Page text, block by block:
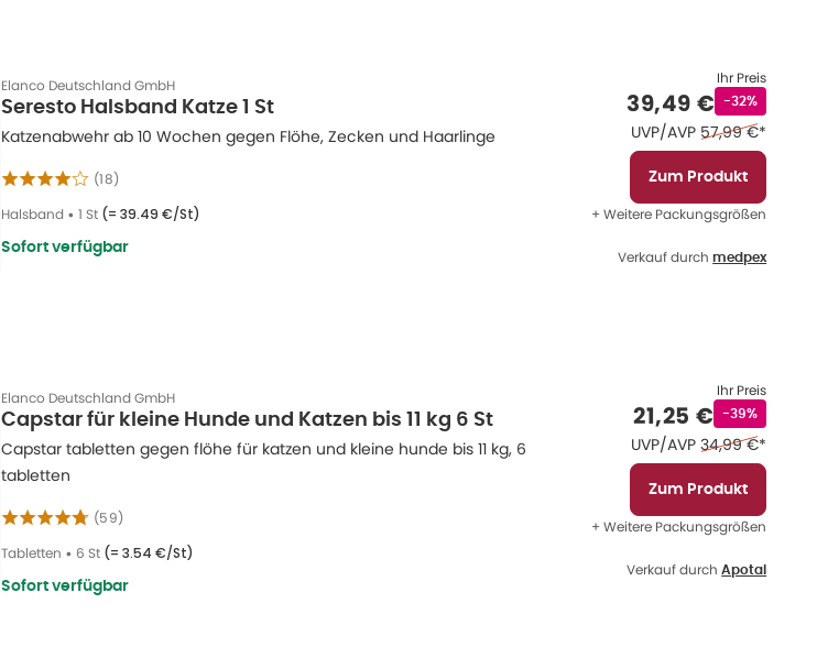
Elanco Deutschland GmbH
Seresto Halsband Katze 1 St
Katzenabwehr ab 10 Wochen gegen Flöhe, Zecken und Haarlinge
(18)
Halsband • 1 St (= 39.49 €/St)
Sofort verfügbar
Ihr Preis
Verkaufspreis
39,49 €Rabattstempel
-32%
UVP/AVP Ehemaliger Preis
57,99 €*
Zum Produkt
+ Weitere Packungsgrößen
Verkauf durch medpex
Elanco Deutschland GmbH
Capstar für kleine Hunde und Katzen bis 11 kg 6 St
Capstar tabletten gegen flöhe für katzen und kleine hunde bis 11 kg, 6
tabletten
(59)
Tabletten • 6 St (= 3.54 €/St)
Sofort verfügbar
Ihr Preis
Verkaufspreis
21,25 €Rabattstempel
-39%
UVP/AVP Ehemaliger Preis
34,99 €*
Zum Produkt
+ Weitere Packungsgrößen
Verkauf durch Apotal